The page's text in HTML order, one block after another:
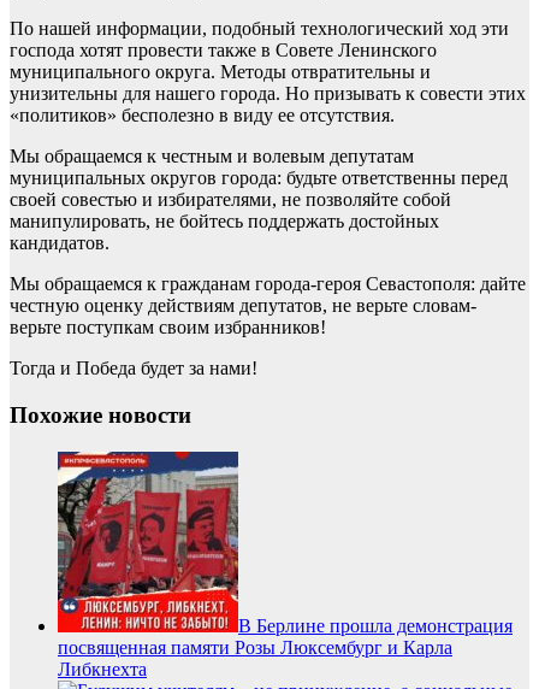
По нашей информации, подобный технологический ход эти
господа хотят провести также в Совете Ленинского
муниципального округа. Методы отвратительны и
унизительны для нашего города. Но призывать к совести этих
«политиков» бесполезно в виду ее отсутствия.
Мы обращаемся к честным и волевым депутатам
муниципальных округов города: будьте ответственны перед
своей совестью и избирателями, не позволяйте собой
манипулировать, не бойтесь поддержать достойных
кандидатов.
Мы обращаемся к гражданам города-героя Севастополя: дайте
честную оценку действиям депутатов, не верьте словам-
верьте поступкам своим избранников!
Тогда и Победа будет за нами!
Похожие новости
В Берлине прошла демонстрация
посвященная памяти Розы Люксембург и Карла
Либкнехта